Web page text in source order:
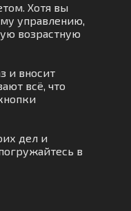
Хотя вы
управлению,
возрастную
и вносит
всё, что
дел и
в